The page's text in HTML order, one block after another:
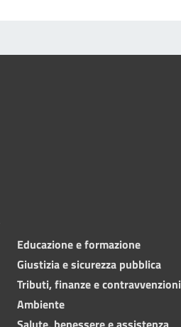
Educazione e formazione
Giustizia e sicurezza pubblica
Tributi, finanze e contravvenzioni
Ambiente